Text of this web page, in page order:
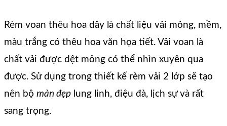
Rèm voan thêu hoa dây là chất liệu vải mỏng, mềm,
màu trắng có thêu hoa văn họa tiết. Vải voan là
chất vải được dệt mỏng có thể nhìn xuyên qua
được. Sử dụng trong thiết kế rèm vải 2 lớp sẽ tạo
nên bộ màn đẹp lung linh, điệu đà, lịch sự và rất
sang trọng.